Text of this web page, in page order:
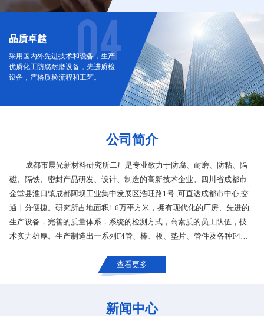
品质卓越
采用国内外先进技术和设备，生产
优质化工防腐耐磨设备，先进质检
设备，严格质检流程和工艺。
公司简介
成都市晨光新材料研究所二厂是专业致力于防腐、耐磨、防粘、隔
磁、隔铁、密封产品研发、设计、制造的高新技术企业。四川省成都市
金堂县淮口镇成都阿坝工业集中发展区浩旺路1号 ,可直达成都市中心,交
通十分便捷。研究所占地面积1.6万平方米，拥有现代化的厂房、先进的
生产设备，完善的质量体系，系统的检测方式，高素质的员工队伍，技
术实力雄厚。生产制造出一系列F4管、棒、板、垫片、管件及各种F4制
查看更多
新闻中心